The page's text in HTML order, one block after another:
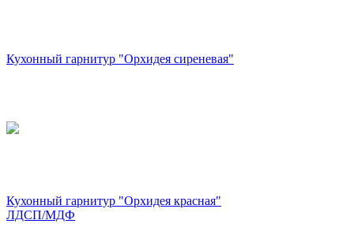
Кухонный гарнитур "Орхидея сиреневая"
Кухонный гарнитур "Орхидея красная"
ЛДСП/МДФ